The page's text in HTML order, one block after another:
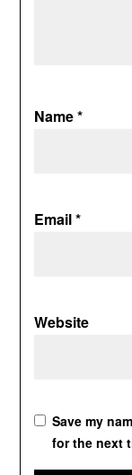
Name*
Email*
Website
Save my
for the next